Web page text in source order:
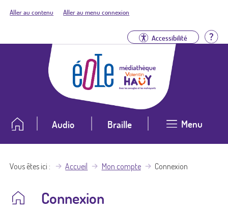
Aller au contenu Aller au menu connexion
Accessibilité
Audio Braille Menu
Vous êtes ici Accueil Mon compte Connexion
Connexion